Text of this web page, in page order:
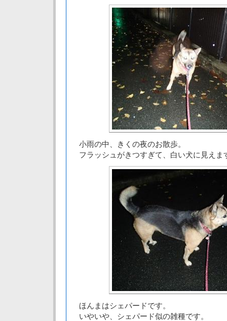
小雨の中、きくの夜のお散歩。
フラッシュがきつすぎて、白い犬に見えま
ほんまはシェパードです。
いやいや、シェパード似の雑種です。